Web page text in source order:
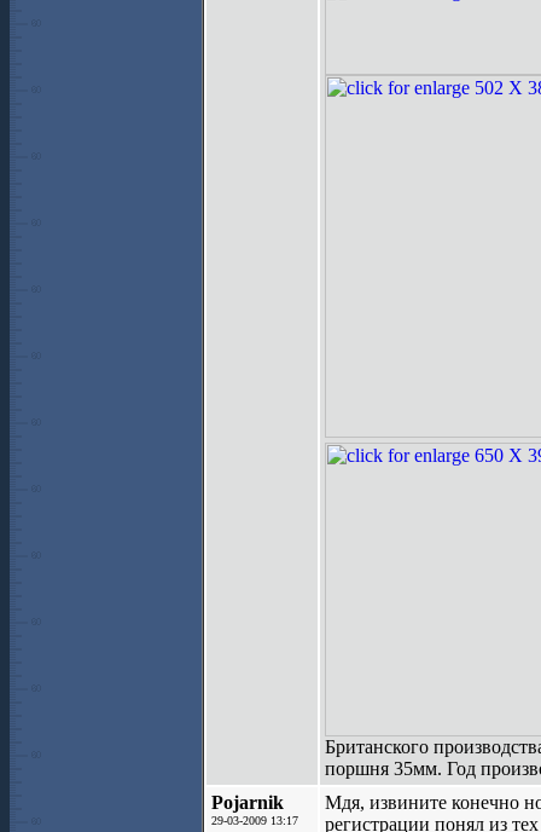
Британского
поршня 35мм. Год
Pojarnik
29-03-2009 13:17
Мдя, извините конечно
регистрации понял из